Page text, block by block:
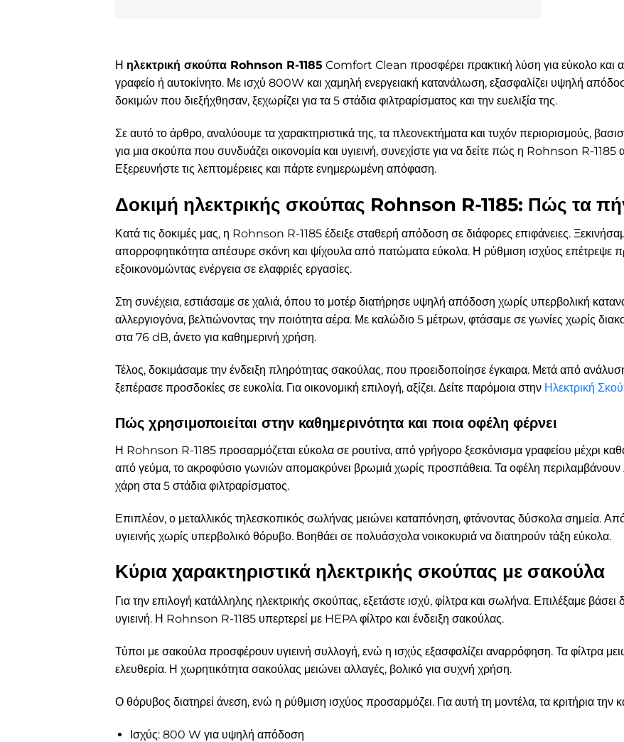
Η ηλεκτρική σκούπα Rohnson R-1185 Comfort Clean προσφέρει πρακτική λύση για εύκολο και
γραφείο ή αυτοκίνητο. Με ισχύ 800W και χαμηλή ενεργειακή κατανάλωση, εξασφαλίζει υψηλή
δοκιμών που διεξήχθησαν, ξεχωρίζει για τα 5 στάδια φιλτραρίσματος και την ευελιξία της.
Σε αυτό το άρθρο, αναλύουμε τα χαρακτηριστικά της, τα πλεονεκτήματα και τυχόν περιορισμούς,
για μια σκούπα που συνδυάζει οικονομία και υγιεινή, συνεχίστε για να δείτε πώς η Rohnson R-1185
Εξερευνήστε τις λεπτομέρειες και πάρτε ενημερωμένη απόφαση.
Δοκιμή ηλεκτρικής σκούπας Rohnson R-1185: Πώς τα
Κατά τις δοκιμές μας, η Rohnson R-1185 έδειξε σταθερή απόδοση σε διάφορες επιφάνειες.
απορροφητικότητα απέσυρε σκόνη και ψίχουλα από πατώματα εύκολα. Η ρύθμιση ισχύος επέτρεψε
εξοικονομώντας ενέργεια σε ελαφριές εργασίες.
Στη συνέχεια, εστιάσαμε σε χαλιά, όπου το μοτέρ διατήρησε υψηλή απόδοση χωρίς υπερβολική
αλλεργιογόνα, βελτιώνοντας την ποιότητα αέρα. Με καλώδιο 5 μέτρων, φτάσαμε σε γωνίες χωρίς
στα 76 dB, άνετο για καθημερινή χρήση.
Τέλος, δοκιμάσαμε την ένδειξη πληρότητας σακούλας, που προειδοποίησε έγκαιρα. Μετά από
ξεπέρασε προσδοκίες σε ευκολία. Για οικονομική επιλογή, αξίζει. Δείτε παρόμοια στην Ηλεκτρική
Πώς χρησιμοποιείται στην καθημερινότητα και ποια οφέλη φέρνει
Η Rohnson R-1185 προσαρμόζεται εύκολα σε ρουτίνα, από γρήγορο ξεσκόνισμα γραφείου μέχρι
από γεύμα, το ακροφύσιο γωνιών απομακρύνει βρωμιά χωρίς προσπάθεια. Τα οφέλη περιλαμβάνουν
χάρη στα 5 στάδια φιλτραρίσματος.
Επιπλέον, ο μεταλλικός τηλεσκοπικός σωλήνας μειώνει καταπόνηση, φτάνοντας δύσκολα σημεία.
υγιεινής χωρίς υπερβολικό θόρυβο. Βοηθάει σε πολυάσχολα νοικοκυριά να διατηρούν τάξη εύκολα.
Κύρια χαρακτηριστικά ηλεκτρικής σκούπας με σακούλα
Για την επιλογή κατάλληλης ηλεκτρικής σκούπας, εξετάστε ισχύ, φίλτρα και σωλήνα. Επιλέξαμε βάσει
υγιεινή. Η Rohnson R-1185 υπερτερεί με HEPA φίλτρο και ένδειξη σακούλας.
Τύποι με σακούλα προσφέρουν υγιεινή συλλογή, ενώ η ισχύς εξασφαλίζει αναρρόφηση. Τα φίλτρα
ελευθερία. Η χωρητικότητα σακούλας μειώνει αλλαγές, βολικό για συχνή χρήση.
Ο θόρυβος διατηρεί άνεση, ενώ η ρύθμιση ισχύος προσαρμόζει. Για αυτή τη μοντέλα, τα κριτήρια την
Ισχύς: 800 W για υψηλή απόδοση